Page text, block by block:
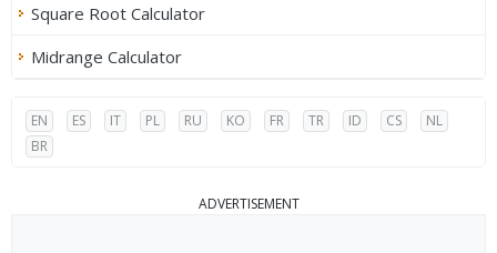
Square Root Calculator
Midrange Calculator
EN ES IT PL RU KO FR TR ID CS
NL
BR
ADVERTISEMENT